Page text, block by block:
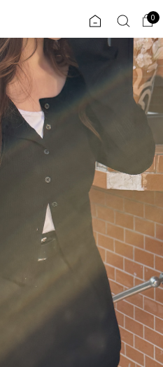
0
TW
JP
플러스핏 회원혜택
익스클루시브
아우터
티셔츠
0